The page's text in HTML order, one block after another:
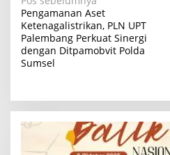
a
v
i
a
s
Pengamanan Aset
Ketenagalistrikan, PLN UPT
Palembang Perkuat Sinergi
dengan Ditpamobvit Polda
Sumsel